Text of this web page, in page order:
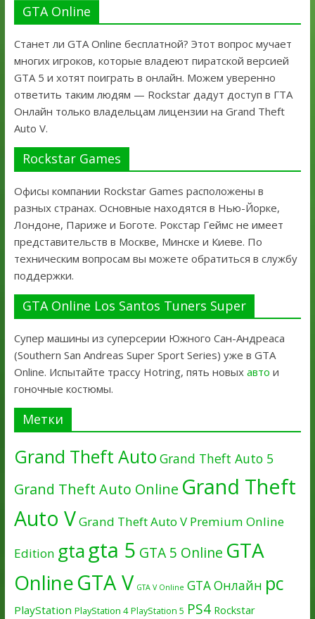
GTA Online
Станет ли GTA Online бесплатной? Этот вопрос мучает
многих игроков, которые владеют пиратской версией
GTA 5 и хотят поиграть в онлайн. Можем уверенно
ответить таким людям — Rockstar дадут доступ в ГТА
Онлайн только владельцам лицензии на Grand Theft
Auto V.
Rockstar Games
Офисы компании Rockstar Games расположены в
разных странах. Основные находятся в Нью-Йорке,
Лондоне, Париже и Боготе. Рокстар Геймс не имеет
представительств в Москве, Минске и Киеве. По
техническим вопросам вы можете обратиться в службу
поддержки.
GTA Online Los Santos Tuners Super
Супер машины из суперсерии Южного Сан-Андреаса
(Southern San Andreas Super Sport Series) уже в GTA
Online. Испытайте трассу Hotring, пять новых авто и
гоночные костюмы.
Метки
Grand Theft Auto Grand Theft Auto 5
Grand Theft Auto Online Grand Theft
Auto VGrand Theft Auto V Premium Online
Edition gtagta 5 GTA 5 Online GTA
OnlineGTA V GTA V Online GTA Онлайн pc
PlayStation PlayStation 4 PlayStation 5 PS4 Rockstar